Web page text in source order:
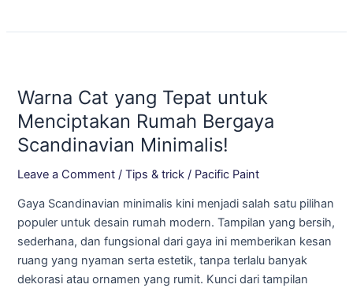
Warna Cat yang Tepat untuk
Menciptakan Rumah Bergaya
Scandinavian Minimalis!
Leave a Comment /Tips & trick / Pacific Paint
Gaya Scandinavian minimalis kini menjadi salah satu pilihan
populer untuk desain rumah modern. Tampilan yang bersih,
sederhana, dan fungsional dari gaya ini memberikan kesan
ruang yang nyaman serta estetik, tanpa terlalu banyak
dekorasi atau ornamen yang rumit. Kunci dari tampilan
yang
Tepat
untuk
Menciptakan
Rumah
Scandinavian
Minimalis!